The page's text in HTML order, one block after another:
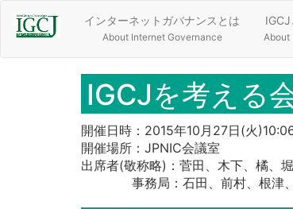
インターネットガバナンスとは
About Internet Governance
IGCJ
About
IGCJを考える
開催日時： 2015年10月27日(火
開催場所：JPNIC会議室
出席者(敬称略)：菅田、木下、橘、
事務局：石田、前村、根津